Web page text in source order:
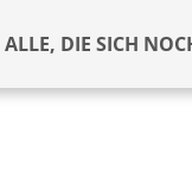
ALLE, DIE SICH